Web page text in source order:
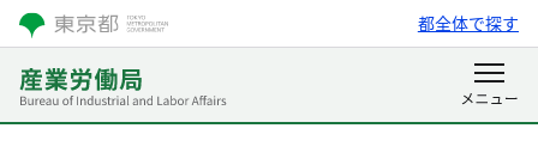
都全体で探す